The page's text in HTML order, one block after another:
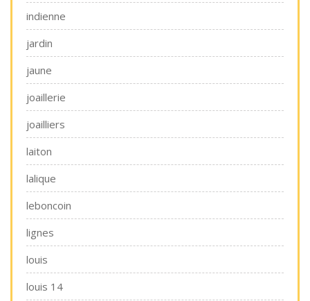
indienne
jardin
jaune
joaillerie
joailliers
laiton
lalique
leboncoin
lignes
louis
louis 14